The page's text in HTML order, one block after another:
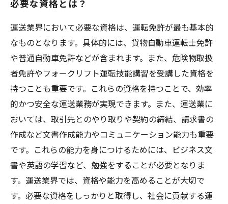
必要な資格とは？
運送業界において必要な資格は、運転免許が最も基本的
なものとなります。具体的には、貨物自動車運転士免許
や普通自動車免許などが含まれます。また、危険物取扱
者免許やフォークリフト運転技能講習を受講した資格を
持つことも重要です。これらの資格を持つことで、効率
的かつ安全な運送業務が実現できます。また、運送業に
おいては、取引先とのやり取りや契約の締結、請求書の
作成など文書作成能力やコミュニケーション能力も重要
です。これらの能力を身につけるためには、ビジネス文
書や英語の学習など、勉強をすることが必要となりま
す。運送業界では、資格や能力を高めることが大切で
す。必要な資格をしっかりと取得し、社会に貢献する運